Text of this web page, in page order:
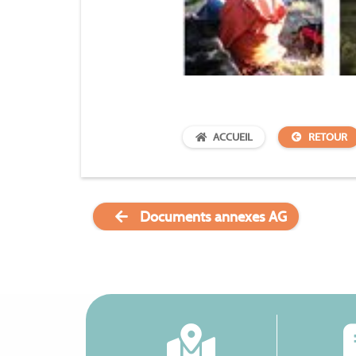
ACCUEIL RETOUR
Documents annexes AG